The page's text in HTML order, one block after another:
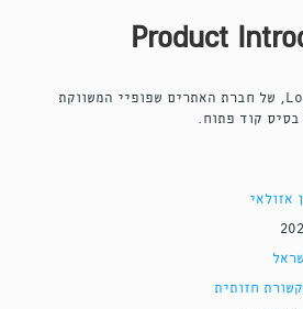
Product
סרטון היכרות עם המוצר Loox, של חברת האתרים שפופיי המשווקת
בסיס קוד פתוח.
אזולאי
חזותית